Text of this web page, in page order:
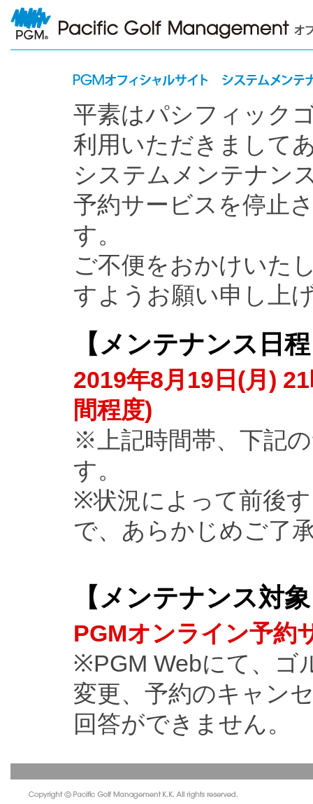
平素はパシフィック
利用いただきまして
システムメンテナン
予約サービスを停止
す。
ご不便をおかけいた
すようお願い申し上
【 メンテナンス日程
2019年8月19日(月)
間程度)
※上記時間帯、下記
す。
※状況によって前後
で、あらかじめご了
【メンテナンス対象
PGMオンライン予約
※PGM Webにて、ゴ
変更、予約のキャン
回答ができません。